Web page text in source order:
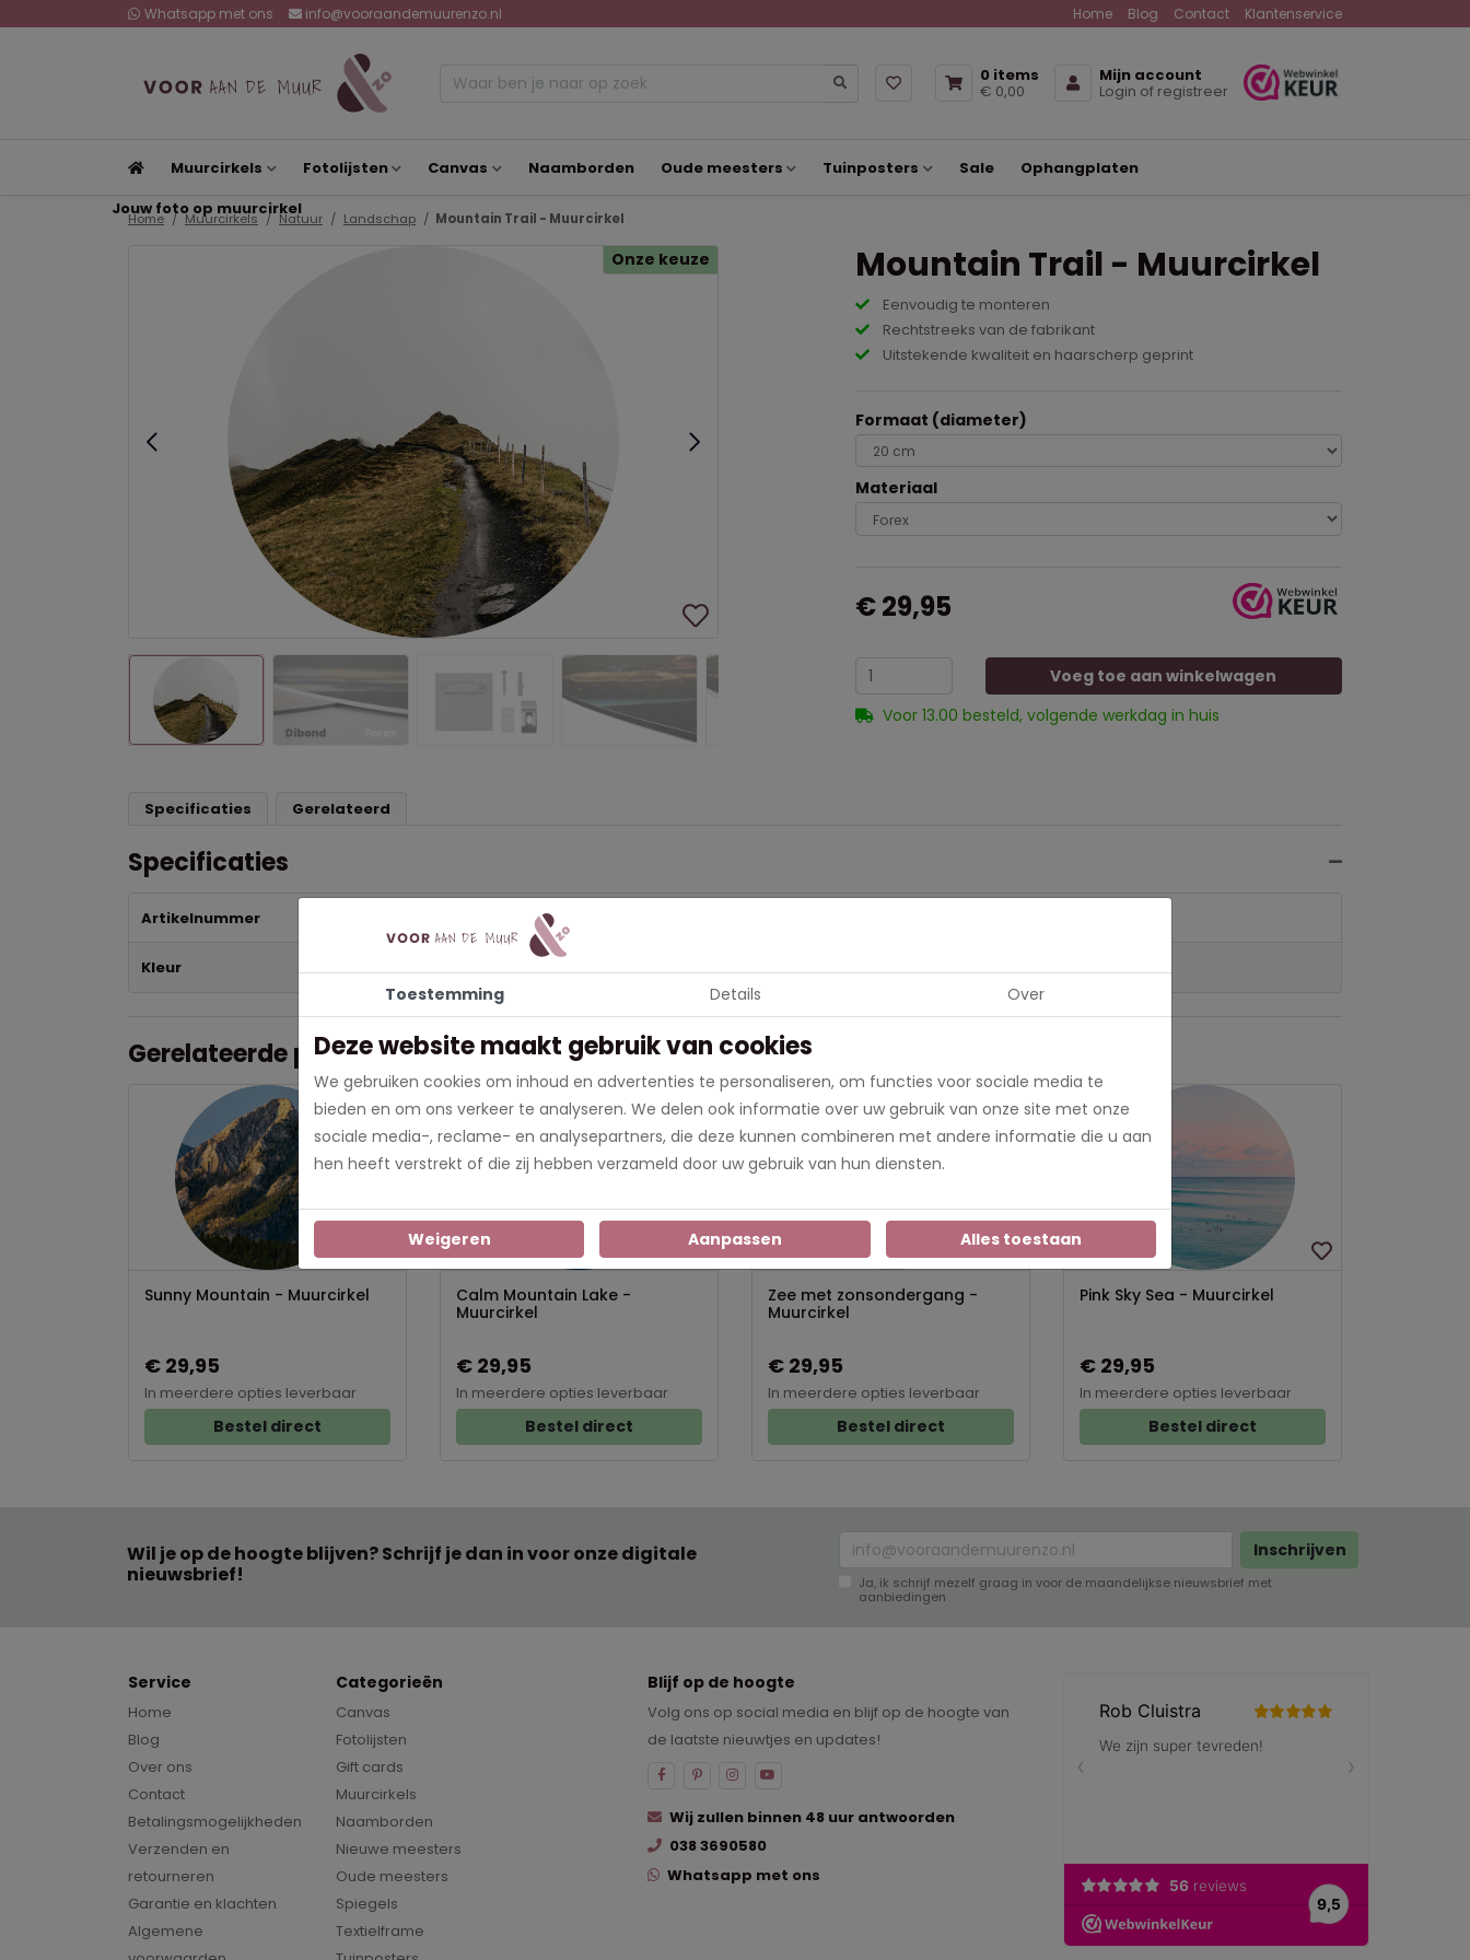
Whatsapp met ons info@vooraandemuurenzo.nl Home Blog Contact Klantenservice
0 items
€ 0,00
Mijn account
Login of registreer
Muurcirkels Fotolijsten Canvas Naamborden Oude meesters Tuinposters Sale
Ophangplaten
Jouw foto op muurcirkel
Home Muurcirkels Natuur Landschap Mountain Trail - Muurcirkel
Mountain Trail - Muurcirkel
Eenvoudig te monteren
Rechtstreeks van de fabrikant
Uitstekende kwaliteit en haarscherp geprint
Formaat (diameter)
Materiaal
€ 29,95
Voeg toe aan winkelwagen
Voor 13.00 besteld, volgende werkdag in huis
Onze keuze
Specificaties Gerelateerd
Specificaties
Artikelnummer
Kleur Blauw, Bruin, Groen
Gerelateerde producten
Sunny Mountain - Muurcirkel
€ 29,95
In meerdere opties leverbaar
Bestel direct
Calm Mountain Lake -
Muurcirkel
€ 29,95
In meerdere opties leverbaar
Bestel direct
Zee met zonsondergang -
Muurcirkel
€ 29,95
In meerdere opties leverbaar
Bestel direct
Pink Sky Sea - Muurcirkel
€ 29,95
In meerdere opties leverbaar
Bestel direct
Wil je op de hoogte blijven? Schrijf je dan in voor onze digitale
nieuwsbrief!
Inschrijven
Ja, ik schrijf mezelf graag in voor de maandelijkse nieuwsbrief met
aanbiedingen
Service
Home
Blog
Over ons
Contact
Betalingsmogelijkheden
Verzenden en
retourneren
Garantie en klachten
Algemene
Categorieën
Canvas
Fotolijsten
Gift cards
Muurcirkels
Naamborden
Nieuwe meesters
Oude meesters
Spiegels
Textielframe
Blijf op de hoogte
Volg ons op social media en blijf op de hoogte van
de laatste nieuwtjes en updates!
Wij zullen binnen 48 uur antwoorden
038 3690580
Whatsapp met ons
Toestemming Details Over
Deze website maakt gebruik van cookies
We gebruiken cookies om inhoud en advertenties te personaliseren, om functies voor sociale media te
bieden en om ons verkeer te analyseren. We delen ook informatie over uw gebruik van onze site met onze
sociale media-, reclame- en analysepartners, die deze kunnen combineren met andere informatie die u aan
hen heeft verstrekt of die zij hebben verzameld door uw gebruik van hun diensten.
Weigeren Aanpassen Alles toestaan